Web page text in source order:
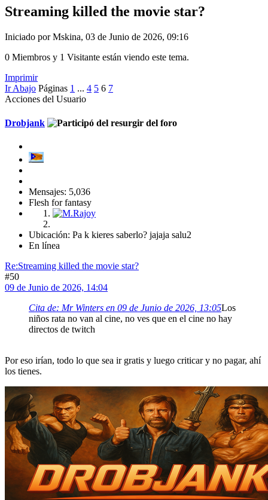
Streaming killed the movie star?
Iniciado por Mskina, 03 de Junio de 2026, 09:16
0 Miembros y 1 Visitante están viendo este tema.
Imprimir
Ir Abajo Páginas 1 ... 4 5 6 7
Acciones del Usuario
Drobjank
Mensajes: 5,036
Flesh for fantasy
Ubicación: Pa k kieres saberlo? jajaja salu2
En línea
Re:Streaming killed the movie star?
#50
09 de Junio de 2026, 14:04
Cita de: Mr Winters en 09 de Junio de 2026, 13:05Los
niños rata no van al cine, no ves que en el cine no hay
directos de twitch
Por eso irían, todo lo que sea ir gratis y luego criticar y no pagar, ahí
los tienes.